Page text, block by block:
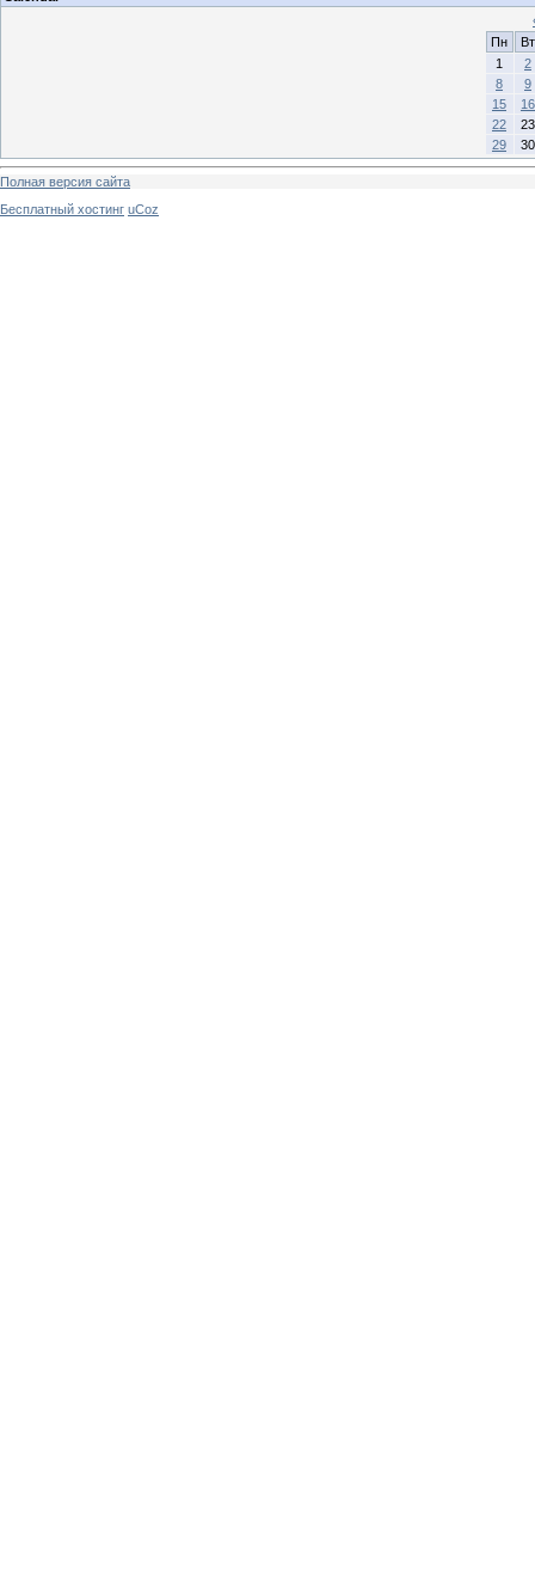
Пн
Вт
1
2
8
9
15
16
22
23
29
30
Полная версия сайта
Бесплатный хостинг uCoz